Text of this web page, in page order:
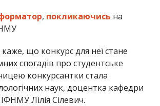
, покликаючись на
що конкурс для неї стане
спогадів про студентське
конкурсантки стала
наук, доцентка кафедри
Лілія Сілевич.